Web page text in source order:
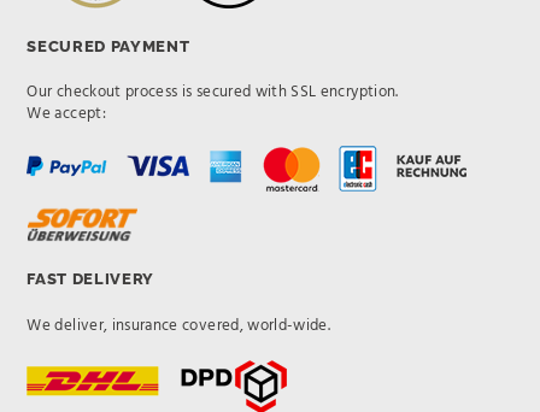
SECURED PAYMENT
Our checkout process is secured with SSL encryption.
We accept:
FAST DELIVERY
We deliver, insurance covered, world-wide.